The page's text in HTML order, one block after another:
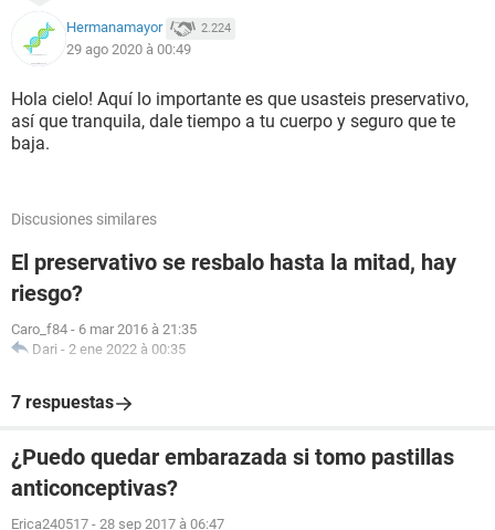
Hermanamayor 2.224
29 ago 2020 à 00:49
Hola cielo! Aquí lo importante es que usasteis preservativo,
así que tranquila, dale tiempo a tu cuerpo y seguro que te
baja.
Discusiones similares
El preservativo se resbalo hasta la mitad, hay
riesgo?
Caro_f84 - 6 mar 2016 à 21:35
Dari - 2 ene 2022 à 00:35
7 respuestas
¿Puedo quedar embarazada si tomo pastillas
anticonceptivas?
Erica240517 - 28 sep 2017 à 06:47